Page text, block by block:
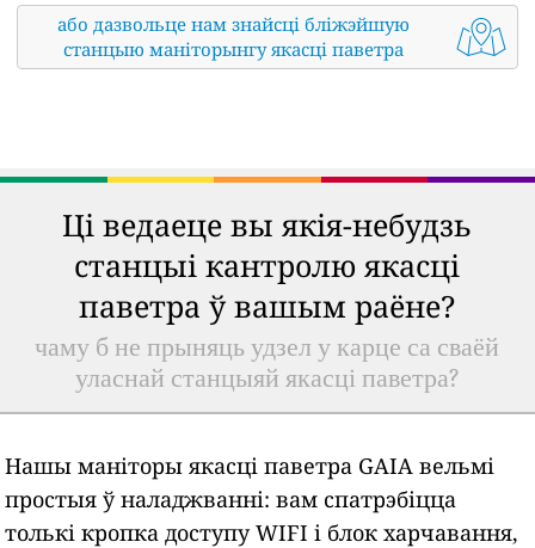
або дазвольце нам знайсці бліжэйшую
станцыю маніторынгу якасці паветра
Ці ведаеце вы якія-небудзь
станцыі кантролю якасці
паветра ў вашым раёне?
чаму б не прыняць удзел у карце са сваёй
уласнай станцыяй якасці паветра?
Нашы маніторы якасці паветра GAIA вельмі
простыя ў наладжванні: вам спатрэбіцца
толькі кропка доступу WIFI і блок харчавання,